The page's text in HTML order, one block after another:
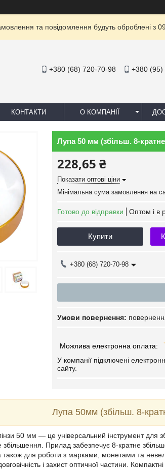
та повідомлення будуть оброблені з
+380 (68) 720-70-98 +380 (95)
КОНТАКТИ О КОМПАНІЇ
Лупа 50 мм (збільш. 8-
228,65 ₴
Показати оптові ціни
Мінімальна сума замовлення на
Готово до відправки Оптом і в
Купити
+380 (68) 720-70-98
У компанії підключені
сайту.
Лупа 50мм (збільш. 8-
50 мм — це універсальний інструмент для
збільшення. Прилад забезпечує 8-кратне
також для роботи з марками, монетами та
і захист оптичної частини.